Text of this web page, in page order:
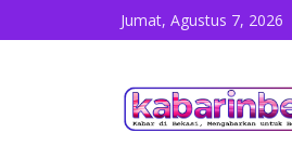
Skip to contentJumat, Agustus 7, 2026